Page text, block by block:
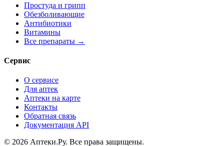
Простуда и грипп
Обезболивающие
Антибиотики
Витамины
Все препараты →
Сервис
О сервисе
Для аптек
Аптеки на карте
Контакты
Обратная связь
Документация API
© 2026 Аптеки.Ру. Все права защищены.